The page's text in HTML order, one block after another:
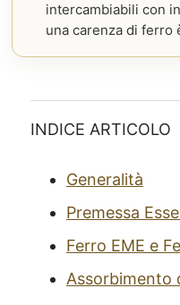
intercambiabili con
una carenza di ferro
INDICE ARTICOLO
Generalità
Premessa
Ferro EME e
Assorbimento